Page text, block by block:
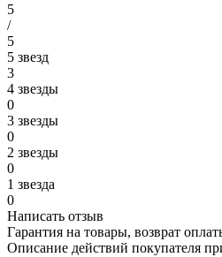
5
/
5
5 звезд
3
4 звезды
0
3 звезды
0
2 звезды
0
1 звезда
0
Написать отзыв
Гарантия на товары, возврат
Описание действий покупателя